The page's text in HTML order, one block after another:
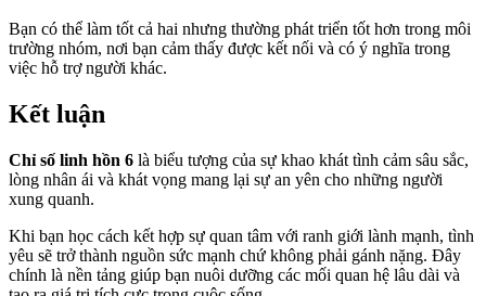
Bạn có thể làm tốt cả hai nhưng thường phát triển tốt hơn trong môi
trường nhóm, nơi bạn cảm thấy được kết nối và có ý nghĩa trong
việc hỗ trợ người khác.
Kết luận
Chỉ số linh hồn 6 là biểu tượng của sự khao khát tình cảm sâu sắc,
lòng nhân ái và khát vọng mang lại sự an yên cho những người
xung quanh.
Khi bạn học cách kết hợp sự quan tâm với ranh giới lành mạnh, tình
yêu sẽ trở thành nguồn sức mạnh chứ không phải gánh nặng. Đây
chính là nền tảng giúp bạn nuôi dưỡng các mối quan hệ lâu dài và